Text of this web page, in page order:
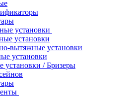
установки
установки
вытяжные установки
установки
установки / Бризеры